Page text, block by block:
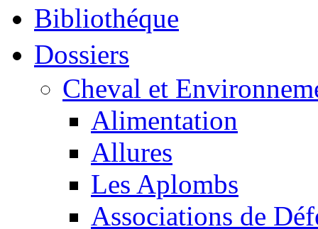
Bibliothéque
Dossiers
Cheval et
Alimentation
Allures
Les Aplombs
Associations de